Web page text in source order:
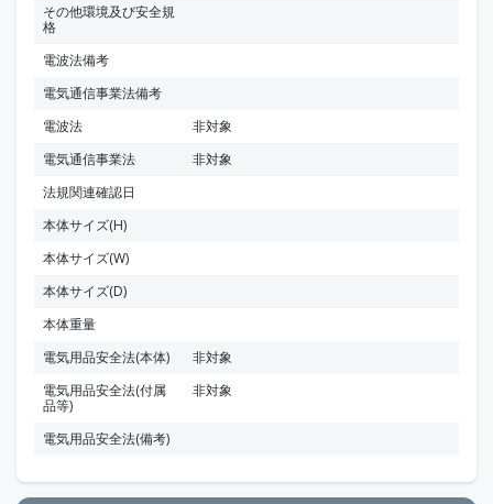
その他環境及び安全規
格
電波法備考
電気通信事業法備考
電波法
非対象
電気通信事業法
非対象
法規関連確認日
本体サイズ(H)
本体サイズ(W)
本体サイズ(D)
本体重量
電気用品安全法(本体)
非対象
電気用品安全法(付属
品等)
非対象
電気用品安全法(備考)